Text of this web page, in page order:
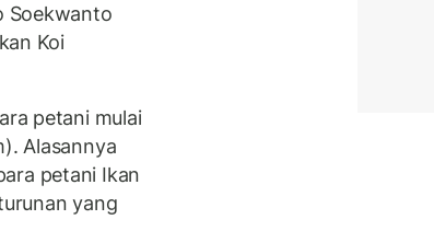
Soekwanto
Koi
petani mulai
Alasannya
petani Ikan
yang